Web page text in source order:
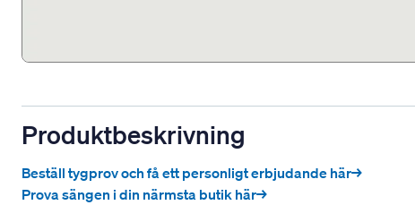
Produktbeskrivning
Beställ tygprov och få ett personligt erbjudande här→
Prova sängen i din närmsta butik här→